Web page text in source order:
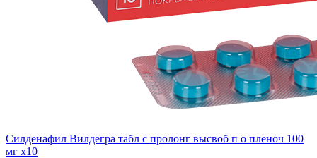
Силденафил Вилдегра табл с пролонг высвоб п о пленоч 100
мг x10